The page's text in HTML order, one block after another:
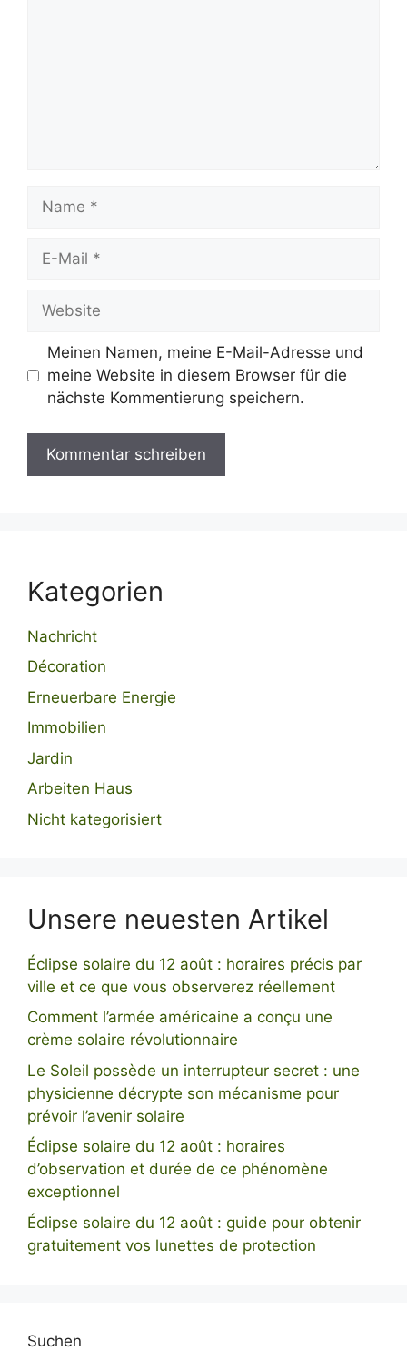
Name
Website
Meinen Namen, meine E-Mail-Adresse und
meine Website in diesem Browser für die
nächste Kommentierung speichern.
Kategorien
Nachricht
Décoration
Erneuerbare Energie
Immobilien
Jardin
Arbeiten Haus
Nicht kategorisiert
Unsere neuesten Artikel
Éclipse solaire du 12 août : horaires précis par
ville et ce que vous observerez réellement
Comment l’armée américaine a conçu une
crème solaire révolutionnaire
Le Soleil possède un interrupteur secret : une
physicienne décrypte son mécanisme pour
prévoir l’avenir solaire
Éclipse solaire du 12 août : horaires
d’observation et durée de ce phénomène
exceptionnel
Éclipse solaire du 12 août : guide pour obtenir
gratuitement vos lunettes de protection
Suchen